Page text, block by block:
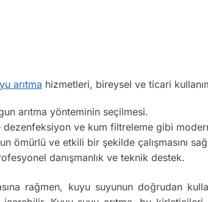
arıtma hizmetleri, bireysel ve ticari
arıtma yönteminin seçilmesi.
ve kum filtreleme gibi
ömürlü ve etkili bir şekilde çalışmasını
danışmanlık ve teknik destek.
rağmen, kuyu suyunun doğrudan